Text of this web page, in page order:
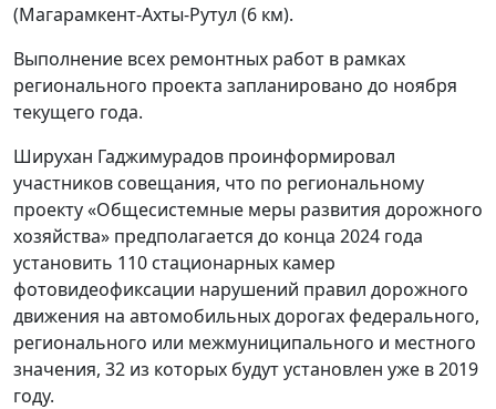
(Магарамкент-Ахты-Рутул (6 км).
Выполнение всех ремонтных работ в рамках
регионального проекта запланировано до ноября
текущего года.
Ширухан Гаджимурадов проинформировал
участников совещания, что по региональному
проекту «Общесистемные меры развития дорожного
хозяйства» предполагается до конца 2024 года
установить 110 стационарных камер
фотовидеофиксации нарушений правил дорожного
движения на автомобильных дорогах федерального,
регионального или межмуниципального и местного
значения, 32 из которых будут установлен уже в 2019
году.